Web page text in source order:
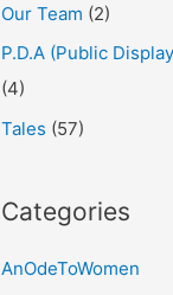
Our Team (2)
P.D.A (Public
(4)
Tales (57)
Categories
AnOdeToWomen